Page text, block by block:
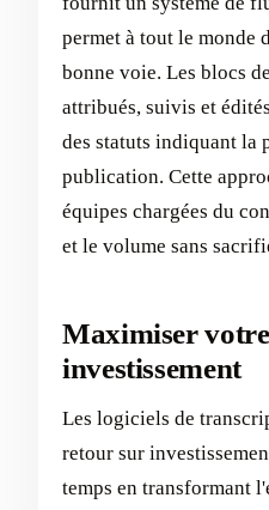
permet à tout le monde
bonne voie. Les blocs
attribués, suivis et
des statuts indiquant la
publication. Cette
équipes chargées du
et le volume sans
Maximiser
investissement
Les logiciels de
retour sur
temps en transformant